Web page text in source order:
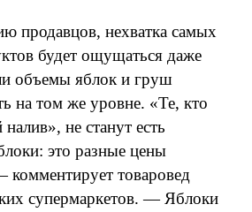
продавцов, нехватка самых
будет ощущаться даже
объемы яблок и груш
на том же уровне. «Те, кто
не станут есть
это разные цены
товаровед
супермаркетов. — Яблоки